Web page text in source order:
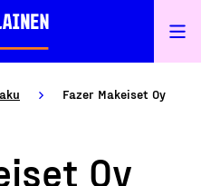
Fazer Makeiset Oy
Oy